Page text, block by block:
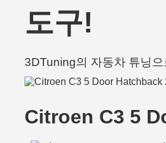
도구!
3DTuning의 자동차 튜닝
Citroen C3 5